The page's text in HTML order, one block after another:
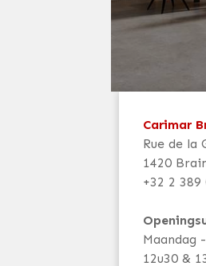
Carimar
Rue de la
1420
+32 2 389
Maandag
12u30 &